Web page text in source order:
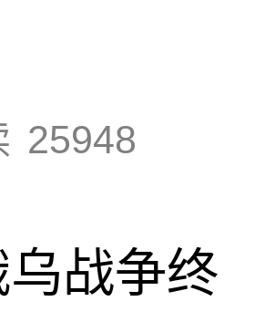
25948
战争终